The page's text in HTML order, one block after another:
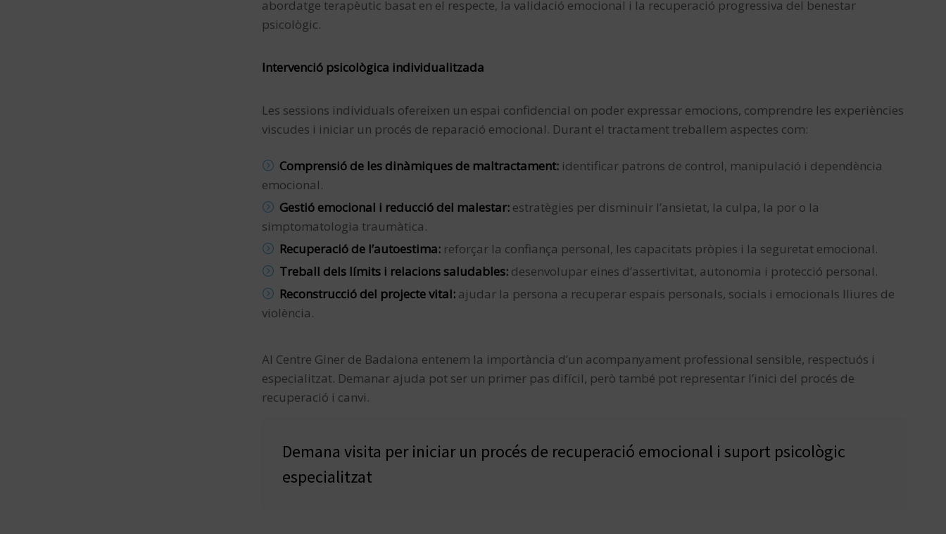
abordatge terapèutic basat en el respecte, la validació emocional i la recuperació progressiva del benestar
psicològic.
Intervenció psicològica individualitzada
Les sessions individuals ofereixen un espai confidencial on poder expressar emocions, comprendre les experiències
viscudes i iniciar un procés de reparació emocional. Durant el tractament treballem aspectes com:
Comprensió de les dinàmiques de maltractament: identificar patrons de control, manipulació i dependència
emocional.
Gestió emocional i reducció del malestar: estratègies per disminuir l’ansietat, la culpa, la por o la
simptomatologia traumàtica.
Recuperació de l’autoestima: reforçar la confiança personal, les capacitats pròpies i la seguretat emocional.
Treball dels límits i relacions saludables: desenvolupar eines d’assertivitat, autonomia i protecció personal.
Reconstrucció del projecte vital: ajudar la persona a recuperar espais personals, socials i emocionals lliures de
violència.
Al Centre Giner de Badalona entenem la importància d’un acompanyament professional sensible, respectuós i
especialitzat. Demanar ajuda pot ser un primer pas difícil, però també pot representar l’inici del procés de
recuperació i canvi.
Demana visita per iniciar un procés de recuperació emocional i suport psicològic
especialitzat